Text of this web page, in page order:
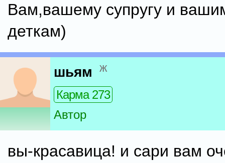
Вам,вашему супругу и
деткам)
шьям ж
Карма 273
Автор
вы-красавица! и сари вам